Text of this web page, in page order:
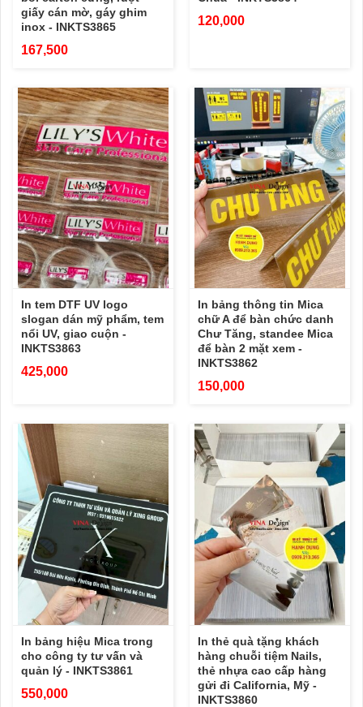
giấy cán mờ, gáy ghim
inox - INKTS3865
167,500
120,000
In tem DTF UV logo
slogan dán mỹ phẩm, tem
nổi UV, giao cuộn -
INKTS3863
425,000
In bảng thông tin Mica
chữ A để bàn chức danh
Chư Tăng, standee Mica
để bàn 2 mặt xem -
INKTS3862
150,000
In bảng hiệu Mica trong
cho công ty tư vấn và
quản lý - INKTS3861
550,000
In thẻ quà tặng khách
hàng chuỗi tiệm Nails,
thẻ nhựa cao cấp hàng
gửi đi California, Mỹ -
INKTS3860